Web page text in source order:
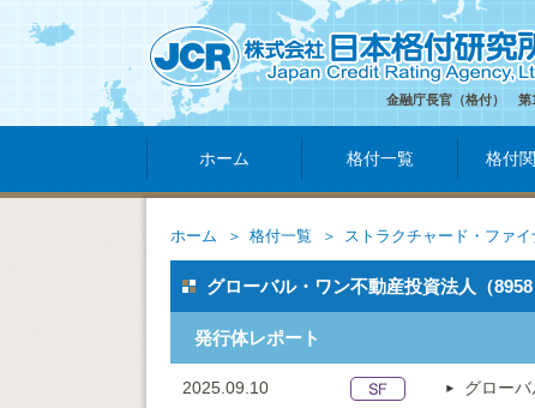
金融庁長官（格付） 第
ホーム 格付一覧 格付
ホーム 格付一覧 ストラクチャード・ファイ
グローバル・ワン不動産投資法人（8958
発行体レポート
2025.09.10 グロー